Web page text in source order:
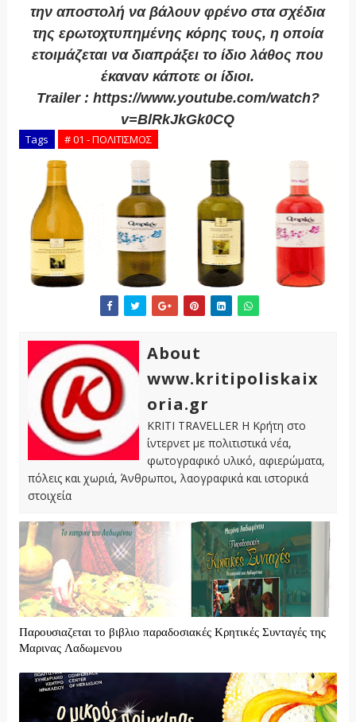
την αποστολή να βάλουν φρένο στα σχέδια
της ερωτοχτυπημένης κόρης τους, η οποία
ετοιμάζεται να διαπράξει το ίδιο λάθος που
έκαναν κάποτε οι ίδιοι.
Τrailer : https://www.youtube.com/watch?
v=BlRkJkGk0CQ
Tags # 01 - ΠΟΛΙΤΙΣΜΟΣ
About
www.kritipoliskaix
oria.gr
KRITI TRAVELLER Η Κρήτη στο
ίντερνετ με πολιτιστικά νέα,
φωτογραφικό υλικό, αφιερώματα,
πόλεις και χωριά, Άνθρωποι, λαογραφικά και ιστορικά
στοιχεία
Παρουσιαζεται το βιβλιο παραδοσιακές Κρητικές Συνταγές της
Μαρινας Λαδωμενου